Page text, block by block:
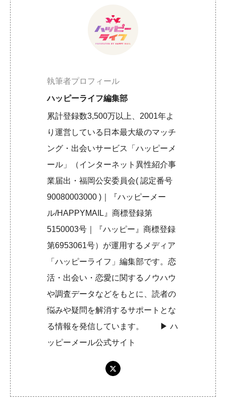
執筆者プロフィール
ハッピーライフ編集部
累計登録数3,500万以上、2001年よ
り運営している日本最大級のマッチ
ング・出会いサービス「ハッピーメ
ール」（インターネット異性紹介事
業届出・福岡公安委員会( 認定番号
90080003000 )｜『ハッピーメー
ル/HAPPYMAIL』商標登録第
5150003号｜『ハッピー』商標登録
第6953061号）が運用するメディア
「ハッピーライフ」編集部です。恋
活・出会い・恋愛に関するノウハウ
や調査データなどをもとに、読者の
悩みや疑問を解消するサポートとな
る情報を発信しています。 ▶︎ハ
ッピーメール公式サイト